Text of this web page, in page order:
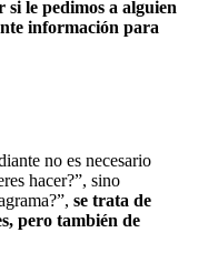
le pedimos a alguien
información para
no es necesario
hacer?”, sino
se trata de
pero también de